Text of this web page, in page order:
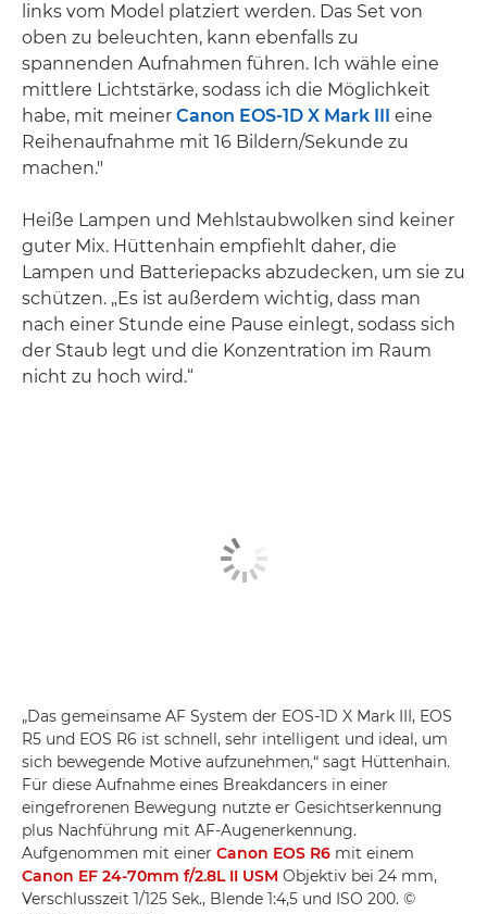
links vom Model platziert werden. Das Set von
oben zu beleuchten, kann ebenfalls zu
spannenden Aufnahmen führen. Ich wähle eine
mittlere Lichtstärke, sodass ich die Möglichkeit
habe, mit meiner Canon EOS-1D X Mark III
eine
Reihenaufnahme mit 16 Bildern/Sekunde zu
machen."
Heiße Lampen und Mehlstaubwolken sind keiner
guter Mix. Hüttenhain empfiehlt daher, die
Lampen und Batteriepacks abzudecken, um sie zu
schützen. „Es ist außerdem wichtig, dass man
nach einer Stunde eine Pause einlegt, sodass sich
der Staub legt und die Konzentration im Raum
nicht zu hoch wird.“
„Das gemeinsame AF System der EOS-1D X Mark III, EOS
R5 und EOS R6 ist schnell, sehr intelligent und ideal, um
sich bewegende Motive aufzunehmen,“ sagt Hüttenhain.
Für diese Aufnahme eines Breakdancers in einer
eingefrorenen Bewegung nutzte er Gesichtserkennung
plus Nachführung mit AF-Augenerkennung.
Aufgenommen mit einer Canon EOS R6 mit einem
Canon EF 24-70mm f/2.8L II USM Objektiv bei 24 mm,
Verschlusszeit 1/125 Sek., Blende 1:4,5 und ISO 200. ©